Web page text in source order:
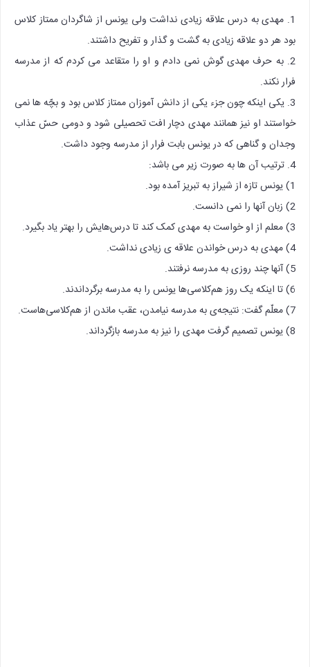
1. مهدی به درس علاقه زیادی نداشت ولی یونس از شاگردان ممتاز کلاس
بود هر دو علاقه زیادی به گشت و گذار و تفریح داشتند.
2. به حرف مهدی گوش نمی دادم و او را متقاعد می کردم که از مدرسه
فرار نکند.
3. یکی اینکه چون جزء یکی از دانش آموزان ممتاز کلاس بود و بچّه ها نمی
خواستند او نیز همانند مهدی دچار افت تحصیلی شود و دومی حسّ عذاب
وجدان و گناهی که در یونس بابت فرار از مدرسه وجود داشت.
4. ترتیب آن ها به صورت زیر می باشد:
1) یونس تازه از شیراز به تبریز آمده بود.
2) زبان آنها را نمی دانست.
3) معلم از او خواست به مهدی کمک کند تا درس‌هایش را بهتر یاد بگیرد.
4) مهدی به درس خواندن علاقه ی زیادی نداشت.
5) آنها چند روزی به مدرسه نرفتند.
6) تا اینکه یک روز هم‌کلاسی‌ها یونس را به مدرسه برگرداندند.
7) معلّم گفت: نتیجه‌ی به مدرسه نیامدن، عقب ماندن از هم‌کلاسی‌هاست.
8) یونس تصمیم گرفت مهدی را نیز به مدرسه بازگرداند.